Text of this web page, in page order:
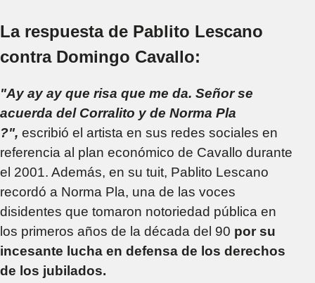
La respuesta de Pablito Lescano
contra Domingo Cavallo:
"Ay ay ay que risa que me da. Señor se
acuerda del Corralito y de Norma Pla
?", escribió el artista en sus redes sociales en
referencia al plan económico de Cavallo durante
el 2001. Además, en su tuit, Pablito Lescano
recordó a Norma Pla, una de las voces
disidentes que tomaron notoriedad pública en
los primeros años de la década del 90 por su
incesante lucha en defensa de los derechos
de los jubilados.